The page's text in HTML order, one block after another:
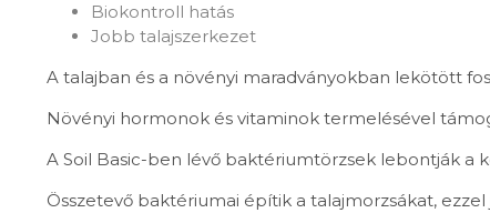
Biokontroll hatás
Jobb talajszerkezet
A talajban és a növényi maradványokban lekötött
Növényi hormonok és vitaminok termelésével
A Soil Basic-ben lévő baktériumtörzsek lebontják a
Összetevő baktériumai építik a talajmorzsákat,